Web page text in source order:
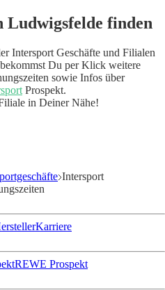
finden
Intersport Geschäfte und Filialen
Du per Klick weitere
sowie Infos über
Prospekt.
in Deiner Nähe!
Intersport
Karriere
REWE Prospekt